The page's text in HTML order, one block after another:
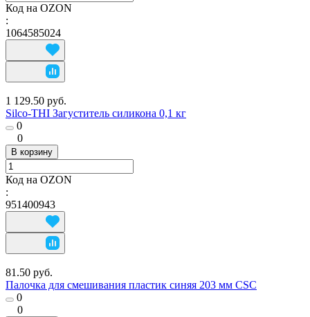
Код на OZON
:
1064585024
1 129.50 руб.
Silco-THI Загуститель силикона 0,1 кг
0
0
В корзину
Код на OZON
:
951400943
81.50 руб.
Палочка для смешивания пластик синяя 203 мм CSC
0
0